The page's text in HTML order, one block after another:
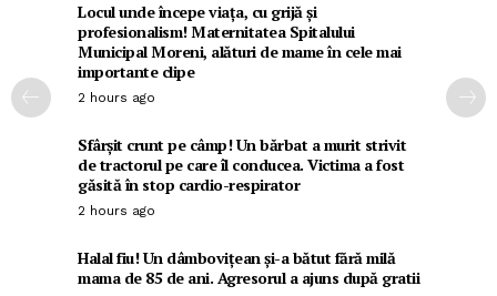
Locul unde începe viața, cu grijă și
profesionalism! Maternitatea Spitalului
Municipal Moreni, alături de mame în cele mai
importante clipe
2 hours ago
Sfârșit crunt pe câmp! Un bărbat a murit strivit
de tractorul pe care îl conducea. Victima a fost
găsită în stop cardio-respirator
2 hours ago
Halal fiu! Un dâmbovițean și-a bătut fără milă
mama de 85 de ani. Agresorul a ajuns după gratii